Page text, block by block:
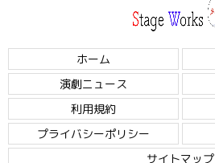
ホーム
演劇ニュース
利用規約
プライバシーポリシー
サイトマップ